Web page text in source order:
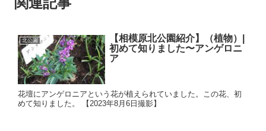
北公園
【相模原北公園紹介】（植物）|
初めて知りました〜アンゲロニ
ア
花壇にアンゲロニアという花が植えられていました。この花、初
めて知りました。 【2023年8月6日撮影】